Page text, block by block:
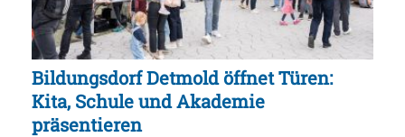
Bildungsdorf Detmold öffnet Türen:
Kita, Schule und Akademie
präsentieren